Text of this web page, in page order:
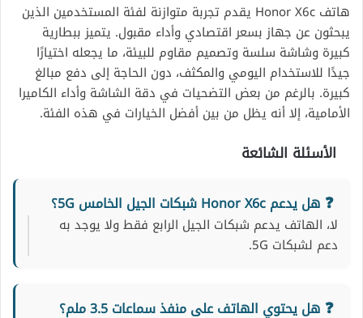
هاتف Honor X6c يقدم تجربة متوازنة لفئة المستخدمين الذين
يبحثون عن جهاز بسعر اقتصادي وأداء مقبول. يتميز ببطارية
كبيرة وشاشة سلسة وتصميم مقاوم للبيئة، ما يجعله اختيارًا
جيدًا للاستخدام اليومي والمكثف، دون الحاجة إلى دفع مبالغ
كبيرة. بالرغم من بعض التضحيات في دقة الشاشة وأداء الكاميرا
الأمامية، إلا أنه يظل من بين أفضل الخيارات في هذه الفئة.
الأسئلة الشائعة
هل يدعم Honor X6c شبكات الجيل الخامس 5G؟
لا، الهاتف يدعم شبكات الجيل الرابع فقط ولا يوجد به
دعم لشبكات 5G.
هل يحتوي الهاتف على منفذ سماعات 3.5 ملم؟